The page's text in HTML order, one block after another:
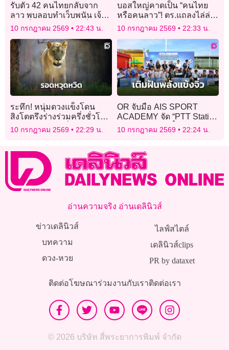
รับตัว 42 คนไทยกลับจาก
ลาว พบลอบทำเว็บพนัน เจ้า
หน้าที่คัดกรองไม่พบเป็น
เหยื่อค้ามนุษย์
10 กรกฎาคม 2569 22:43 น.
บอสใหญ่คาดเป็น “คนไทย
หรือคนลาว”! ตร.แถลงไล่ล่า
แก๊งเฮโรอีนแอร์สาว กบดาน
ประเทศเพื่อนบ้าน
10 กรกฎาคม 2569 22:33 น.
ระทึก! หนุ่มดวงแข็งโดน
สิงโตตรึงร่างร่วมครึ่งชั่วโมง
รอดตายเพราะเสี่ยง “ลูบหัว”
ปลอบให้มันใจเย็น
10 กรกฎาคม 2569 22:29 น.
OR จับมือ AIS SPORT
ACADEMY จัด “PTT Station
เติมฝันพลังแข้งจิ๋ว”
10 กรกฎาคม 2569 22:24 น.
อ่านความจริง อ่านเดลินิวส์
ข่าวเดลินิวส์
บทความ
ดวง-หวย
ไลฟ์สไตล์
เดลินิวส์clips
PR by dataxet
ติดต่อโฆษณาร่วมงานกับเราติดต่อเรา
© 2026 บริษัท สี่พระยาการพิมพ์ จำกัด